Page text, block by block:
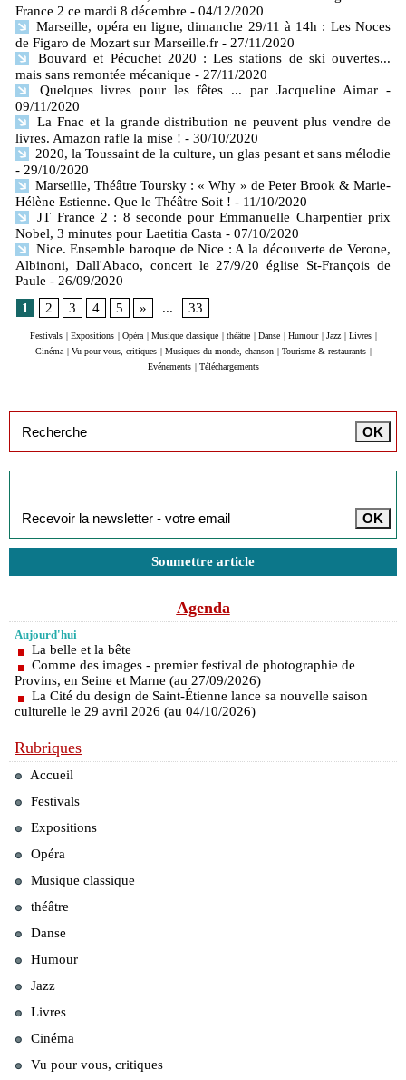
France 2 ce mardi 8 décembre - 04/12/2020
Marseille, opéra en ligne, dimanche 29/11 à 14h : Les Noces
de Figaro de Mozart sur Marseille.fr - 27/11/2020
Bouvard et Pécuchet 2020 : Les stations de ski ouvertes...
mais sans remontée mécanique - 27/11/2020
Quelques livres pour les fêtes ... par Jacqueline Aimar -
09/11/2020
La Fnac et la grande distribution ne peuvent plus vendre de
livres. Amazon rafle la mise ! - 30/10/2020
2020, la Toussaint de la culture, un glas pesant et sans mélodie
- 29/10/2020
Marseille, Théâtre Toursky : « Why » de Peter Brook & Marie-
Hélène Estienne. Que le Théâtre Soit ! - 11/10/2020
JT France 2 : 8 seconde pour Emmanuelle Charpentier prix
Nobel, 3 minutes pour Laetitia Casta - 07/10/2020
Nice. Ensemble baroque de Nice : A la découverte de Verone,
Albinoni, Dall'Abaco, concert le 27/9/20 église St-François de
Paule - 26/09/2020
1
2 3 4 5 » ... 33
Festivals | Expositions | Opéra | Musique classique | théâtre | Danse | Humour | Jazz | Livres |
Cinéma | Vu pour vous, critiques | Musiques du monde, chanson | Tourisme & restaurants |
Evénements | Téléchargements
Soumettre article
Agenda
Aujourd'hui
La belle et la bête
Comme des images - premier festival de photographie de
Provins, en Seine et Marne (au 27/09/2026)
La Cité du design de Saint-Étienne lance sa nouvelle saison
culturelle le 29 avril 2026 (au 04/10/2026)
Rubriques
Accueil
Festivals
Expositions
Opéra
Musique classique
théâtre
Danse
Humour
Jazz
Livres
Cinéma
Vu pour vous, critiques